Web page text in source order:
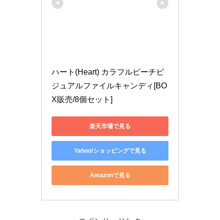
ハート(Heart) カラフルピーチビ
ジュアルファイルキャンディ[BO
X販売/8個セット]
楽天市場で見る
Yahoo!ショッピングで見る
Amazonで見る